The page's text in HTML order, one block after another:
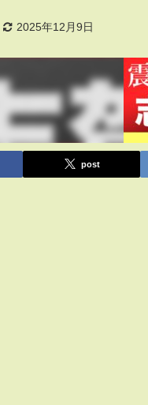
2025年12月9日
post